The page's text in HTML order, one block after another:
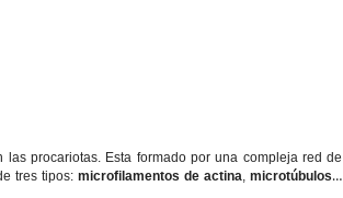
procariotas. Esta formado por una compleja red de
tres tipos: microfilamentos de actina, microtúbulosy